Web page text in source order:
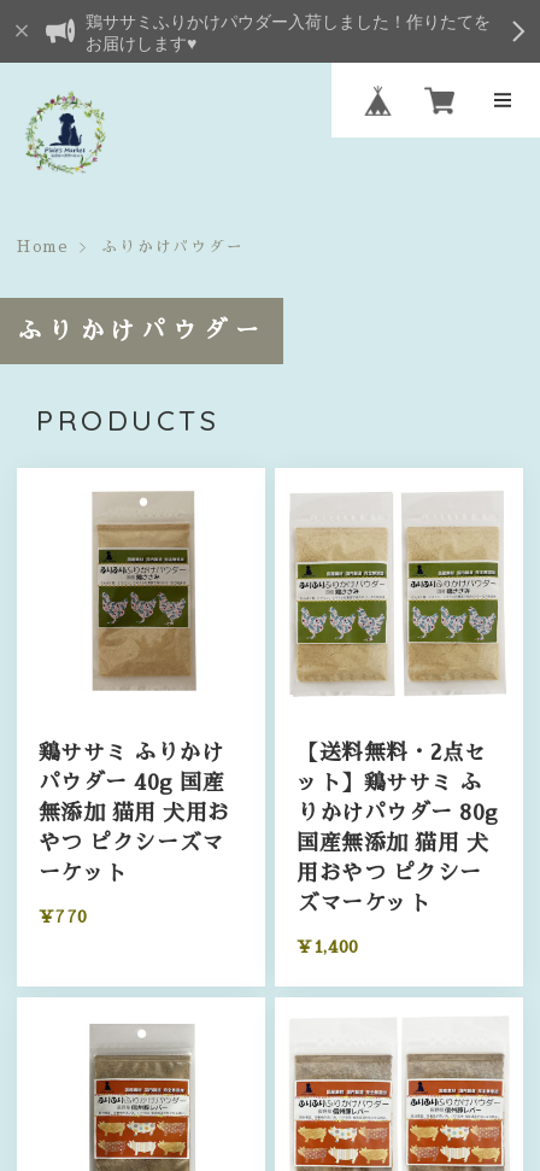
鶏ササミふりかけパウダー入荷しました！作りたてを
お届けします♥
Home ふりかけパウダー
ふりかけパウダー
PRODUCTS
鶏ササミ ふりかけ
パウダー 40g 国産
無添加 猫用 犬用お
やつ ピクシーズマ
ーケット
¥770
【送料無料・2点セ
ット】鶏ササミ ふ
りかけパウダー 80g
国産無添加 猫用 犬
用おやつ ピクシー
ズマーケット
¥1,400